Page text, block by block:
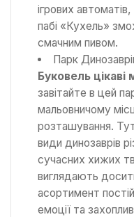
ігрових
пабі «Кухель»
смачним пивом.
Парк
Буковель цікаві
завітайте в цей
мальовничому
розташування.
види динозаврів
сучасних хижих
виглядають
асортимент
емоції та